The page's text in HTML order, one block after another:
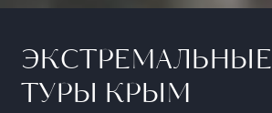
ЭКСТРЕМАЛЬНЫЕ
ТУРЫ КРЫМ